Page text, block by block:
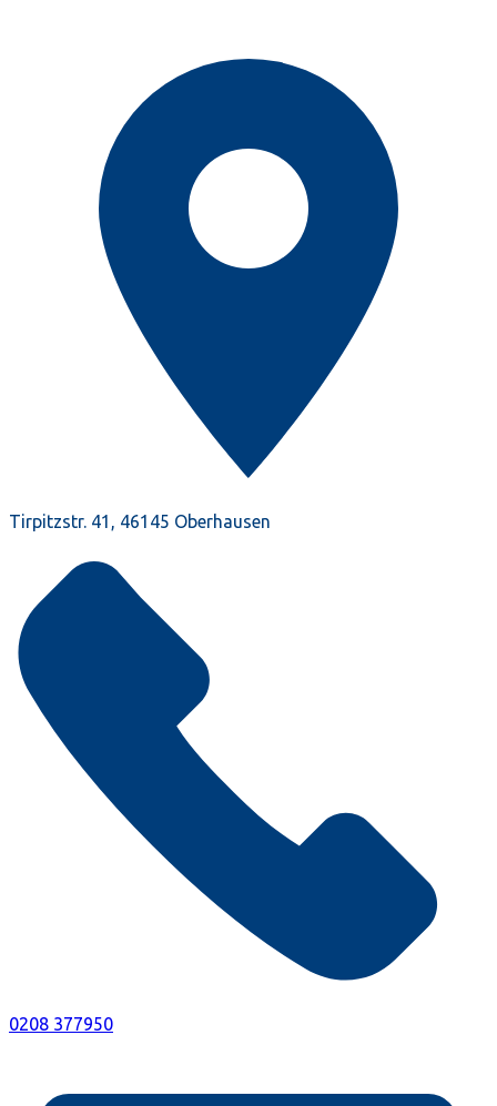
Tirpitzstr. 41, 46145 Oberhausen
0208 377950